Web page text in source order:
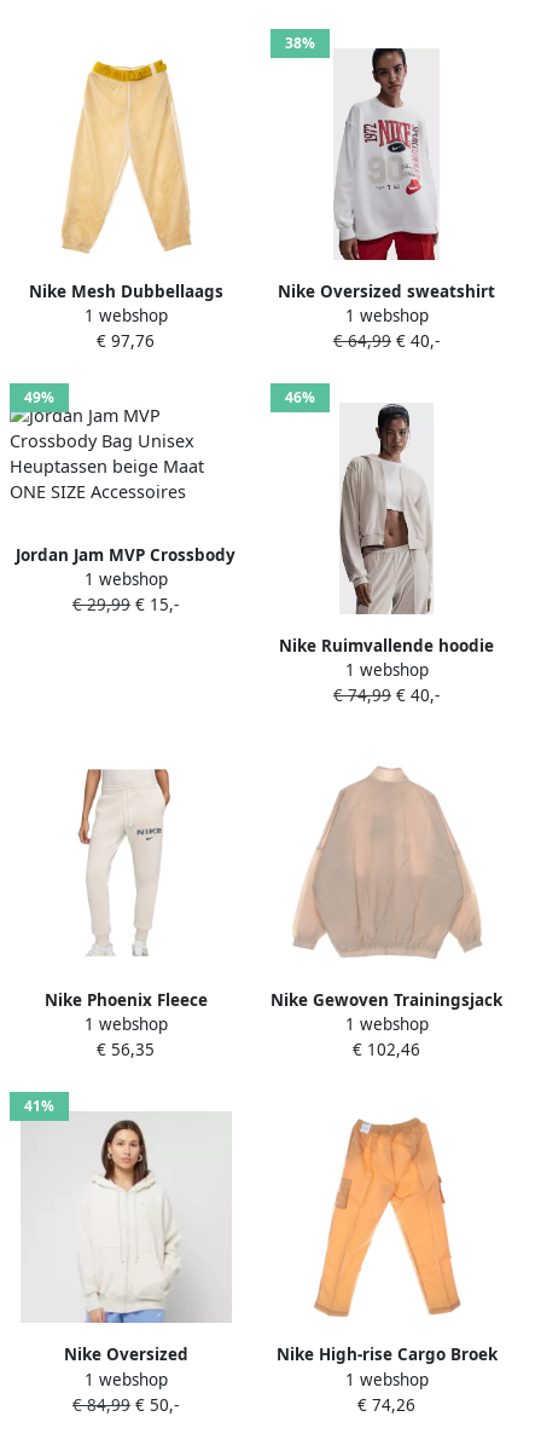
Nike Mesh Dubbellaags
Sportswear Broek Beige
Dames
1 webshop
€ 97,76
38%
Nike Oversized sweatshirt
met ronde hals van
sweatstof voor dames
1 webshop
€ 64,99 € 40,-
49%
Jordan Jam MVP Crossbody
Bag Unisex Heuptassen
beige Maat ONE SIZE
1 webshop
€ 29,99 € 15,-
46%
Nike Ruimvallende hoodie
van velours met rits voor
dames Sportswear Chill Knit
Brown
1 webshop
€ 74,99 € 40,-
Nike Phoenix Fleece
Sweatpants Beige Dames
1 webshop
€ 56,35
Nike Gewoven Trainingsjack
met hoge hals Beige Dames
1 webshop
€ 102,46
41%
Nike Oversized
comfortabele fleecehoodie
met rits voor dames
1 webshop
€ 84,99 € 50,-
Nike High-rise Cargo Broek
Essential Harvest Moon
Beige Dames
1 webshop
€ 74,26